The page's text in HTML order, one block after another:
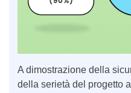
A dimostrazione della
della serietà del progetto